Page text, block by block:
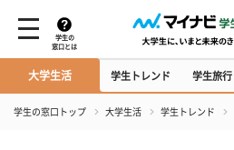
学生の
窓口とは
大学生活 学生トレンド 学生旅行
学生の窓口トップ 大学生活 学生トレンド